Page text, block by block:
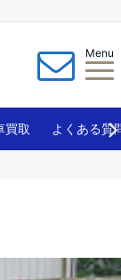
Menu
買取 よくある質